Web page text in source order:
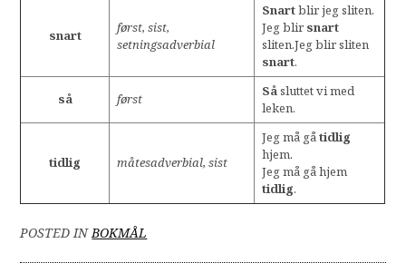
snart
først, sist,
setningsadverbial
Snartblir jeg sliten.
Jeg blir snart
sliten.Jeg blir sliten
snart.
så først Såsluttet vi med
leken.
tidlig måtesadverbial, sist
Jeg må gåtidlig
hjem.
Jeg må gå hjem
tidlig.
POSTED INBOKMÅL